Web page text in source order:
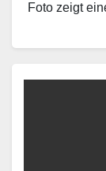
Foto zeigt